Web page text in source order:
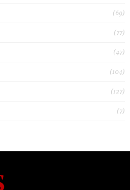
(69)
(77)
(47)
(104)
(127)
(7)